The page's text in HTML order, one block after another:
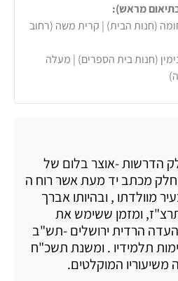
מראש):
(חנות הבית) | קרית משה (רחוב
(חנות בית הספרים) | מעלה
הדרשות -אוצר בלום של
מכתב יד מעת אשר רוח ה
מוולדתו , ובהיותו אברך
ומזמן ששימש את
הרדית ירושלים -תש"ב
תלמידיו . ומשנת תשכ"ח
משיעוריו המוקלטים.